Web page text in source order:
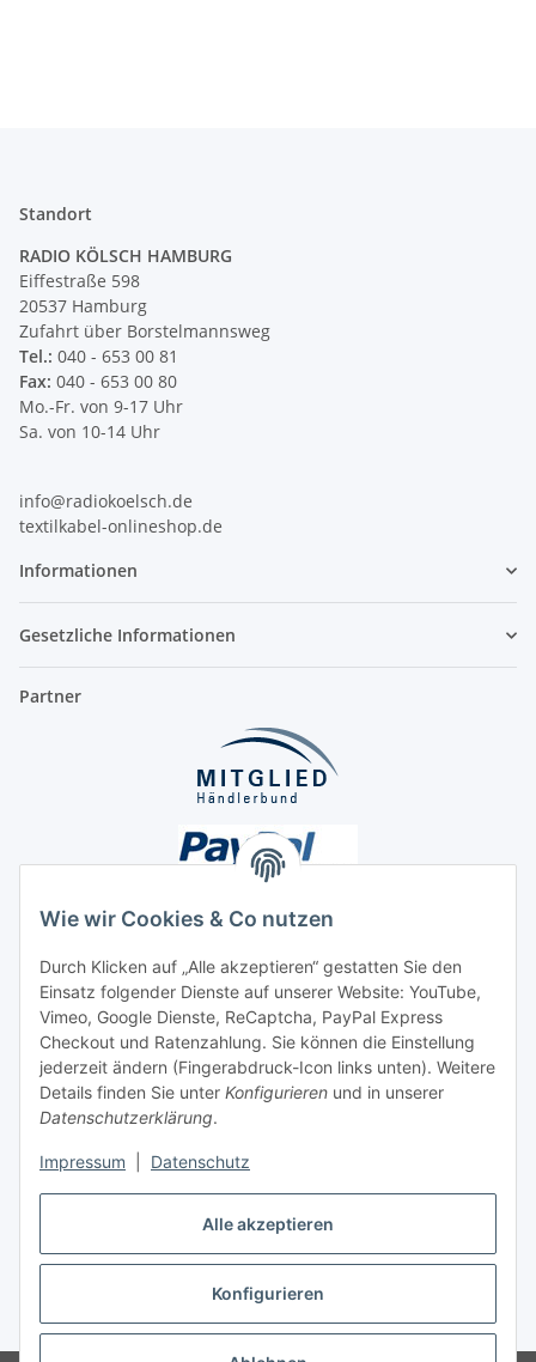
Alle akzeptieren
Konfigurieren
Wie wir Cookies & Co nutzen
Durch Klicken auf „Alle akzeptieren“ gestatten Sie den
Einsatz folgender Dienste auf unserer Website: YouTube,
Vimeo, Google Dienste, ReCaptcha, PayPal Express
Checkout und Ratenzahlung. Sie können die Einstellung
jederzeit ändern (Fingerabdruck-Icon links unten). Weitere
Details finden Sie unter Konfigurieren und in unserer
Datenschutzerklärung.
Impressum Datenschutz
Standort
RADIO KÖLSCH HAMBURG
Eiffestraße 598
20537 Hamburg
Zufahrt über Borstelmannsweg
Tel.: 040 - 653 00 81
Fax: 040 - 653 00 80
Mo.-Fr. von 9-17 Uhr
Sa. von 10-14 Uhr
info@radiokoelsch.de
textilkabel-onlineshop.de
Informationen
Gesetzliche Informationen
Partner
Unsere Seiten
Social Media
Vertrag widerrufen
* Alle Preise inkl. gesetzlicher USt., ** siehe Lieferbedingungen, zzgl.
Versand